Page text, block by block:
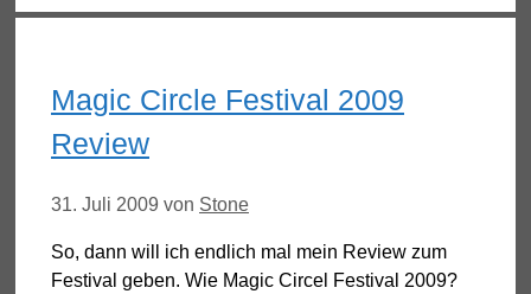
Magic Circle Festival 2009
Review
31. Juli 2009 von Stone
So, dann will ich endlich mal mein Review zum
Festival geben. Wie Magic Circel Festival 2009?